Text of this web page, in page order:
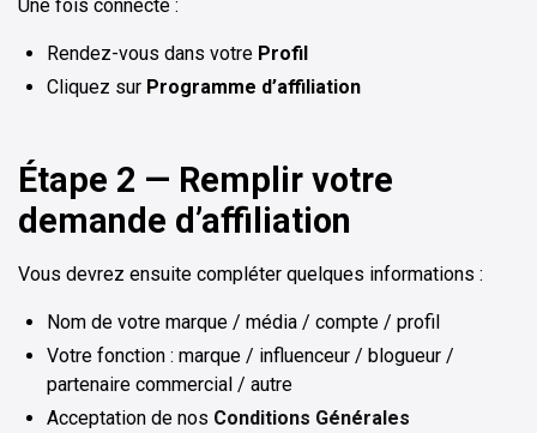
Une fois connecté :
Rendez-vous dans votre Profil
Cliquez sur Programme d’affiliation
Étape 2 — Remplir votre
demande d’affiliation
Vous devrez ensuite compléter quelques informations :
Nom de votre marque / média / compte / profil
Votre fonction : marque / influenceur / blogueur /
partenaire commercial / autre
Acceptation de nos Conditions Générales